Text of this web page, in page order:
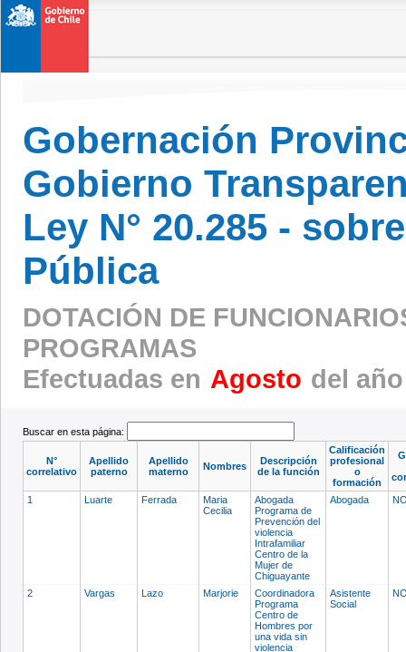
Gobernación
Gobierno
Ley N° 20.285 -
Pública
DOTACIÓN DE
PROGRAMAS
Efectuadas en Agosto del
Buscar en esta página:
N°
correlativo
Apellido
paterno
Apellido
materno
Nombres
Descripción
de la función
Calificación
profesional
o
formación
1 Luarte Ferrada
Maria
Cecilia
Abogada
Programa de
Prevención del
violencia
Intrafamiliar
Centro de la
Mujer de
Chiguayante
Abogada
2 Vargas Lazo Marjorie
Coordinadora
Programa
Centro de
Hombres por
una vida sin
violencia
Asistente
Social